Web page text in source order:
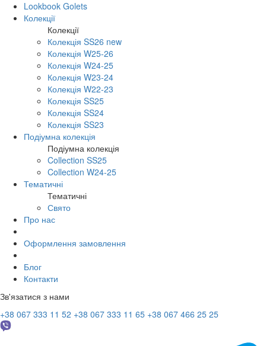
Lookbook Golets
Колекції
Колекції
Колекція SS26 new
Колекція W25-26
Колекція W24-25
Колекція W23-24
Колекція W22-23
Колекція SS25
Колекція SS24
Колекція SS23
Подіумна колекція
Подіумна колекція
Collection SS25
Collection W24-25
Тематичні
Тематичні
Свято
Про нас
Оформлення замовлення
Блог
Контакти
Зв'язатися з нами
+38 067 333 11 52 +38 067 333 11 65 +38 067 466 25 25